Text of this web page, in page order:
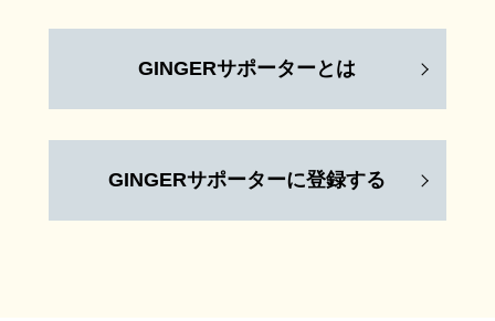
GINGERサポーターとは
GINGERサポーターに登録する